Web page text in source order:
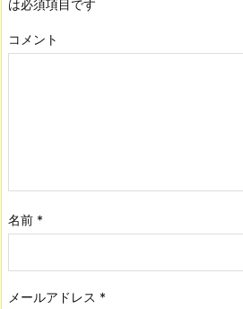
は必須項目です
コメント
名前 *
メールアドレス *